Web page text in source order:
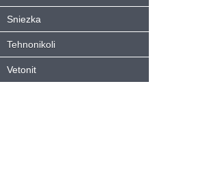
Sniezka
Tehnonikoli
Vetonit